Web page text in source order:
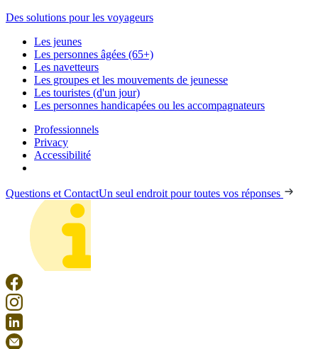
Des solutions pour les voyageurs
Les jeunes
Les personnes âgées (65+)
Les navetteurs
Les groupes et les mouvements de jeunesse
Les touristes (d'un jour)
Les personnes handicapées ou les accompagnateurs
Professionnels
Privacy
Accessibilité
Questions et ContactUn seul endroit pour toutes vos réponses